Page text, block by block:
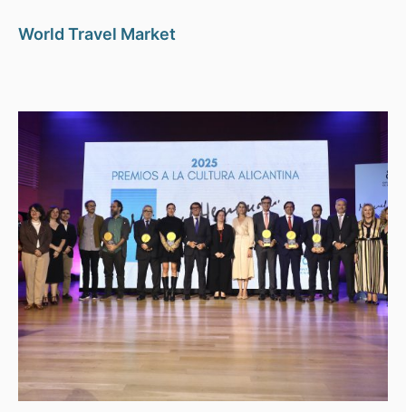
World Travel Market